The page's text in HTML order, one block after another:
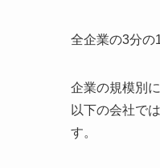
全企業の3分の
企業の規模別
以下の会社で
す。